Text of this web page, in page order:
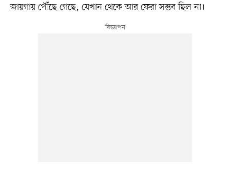
জায়গায় পৌঁছে গেছে, যেখান থেকে আর ফেরা সম্ভব ছিল না।